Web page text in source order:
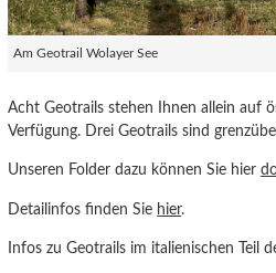
Am Geotrail Wolayer See
Acht Geotrails stehen Ihnen allein auf
Verfügung. Drei Geotrails sind
Unseren Folder dazu können Sie hier
Detailinfos finden Sie hier.
Infos zu Geotrails im italienischen Teil